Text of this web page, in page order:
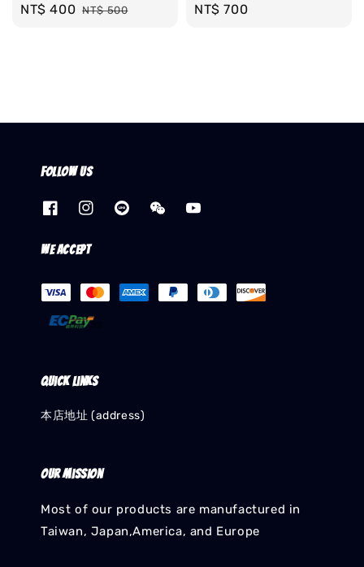
Sale
NT$ 400 Regular
NT$ 500
Regular
NT$ 700
Follow us
We accept
Quick links
本店地址 (address)
Our mission
Most of our products are manufactured in
Taiwan, Japan,America, and Europe